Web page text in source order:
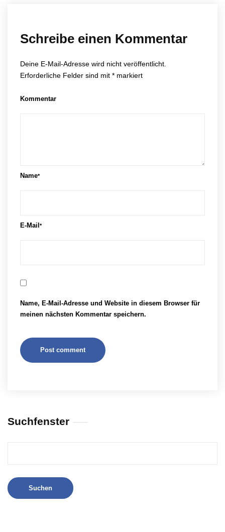
Schreibe einen Kommentar
Deine E-Mail-Adresse wird nicht veröffentlicht.
Erforderliche Felder sind mit * markiert
Kommentar
Name*
E-Mail *
Name, E-Mail-Adresse und Website in diesem Browser für
meinen nächsten Kommentar speichern.
Suchfenster